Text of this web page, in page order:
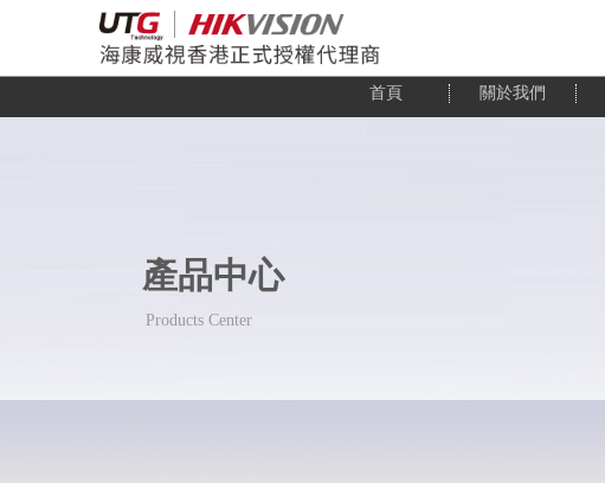
產品中心
Products Center
Products Center
首頁 關於我們